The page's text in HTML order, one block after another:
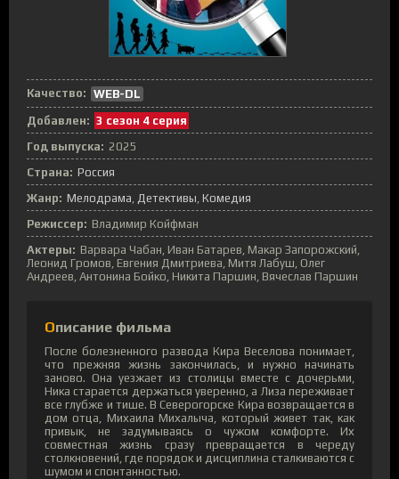
Качество: WEB-DL
Добавлен: 3 сезон 4 серия
Год выпуска: 2025
Страна: Россия
Жанр: Мелодрама Детективы Комедия
Режиссер: Владимир Койфман
Актеры: Варвара Чабан, Иван Батарев, Макар Запорожский,
Леонид Громов, Евгения Дмитриева, Митя Лабуш, Олег
Андреев, Антонина Бойко, Никита Паршин, Вячеслав Паршин
Описание фильма
После болезненного развода Кира Веселова понимает,
что прежняя жизнь закончилась, и нужно начинать
заново. Она уезжает из столицы вместе с дочерьми,
Ника старается держаться уверенно, а Лиза переживает
все глубже и тише. В Северогорске Кира возвращается в
дом отца, Михаила Михалыча, который живет так, как
привык, не задумываясь о чужом комфорте. Их
совместная жизнь сразу превращается в череду
столкновений, где порядок и дисциплина сталкиваются с
шумом и спонтанностью.